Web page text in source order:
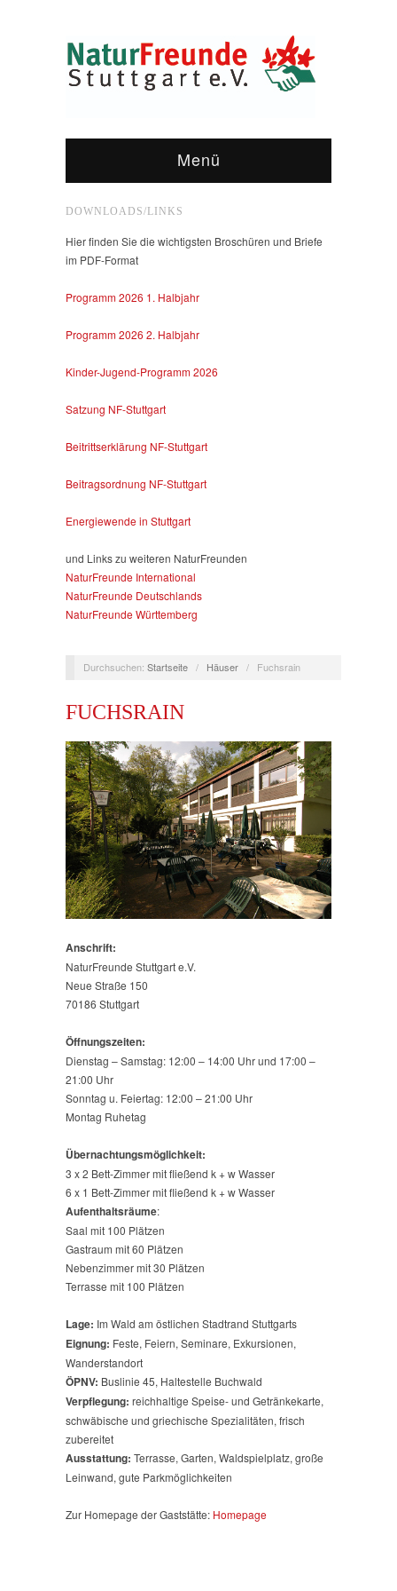
Menü
DOWNLOADS/LINKS
Hier finden Sie die wichtigsten Broschüren und Briefe
im PDF-Format
Programm 2026 1. Halbjahr
Programm 2026 2. Halbjahr
Kinder-Jugend-Programm 2026
Satzung NF-Stuttgart
Beitrittserklärung NF-Stuttgart
Beitragsordnung NF-Stuttgart
Energiewende in Stuttgart
und Links zu weiteren NaturFreunden
NaturFreunde International
NaturFreunde Deutschlands
NaturFreunde Württemberg
Durchsuchen: Startseite / Häuser / Fuchsrain
FUCHSRAIN
Anschrift:
NaturFreunde Stuttgart e.V.
Neue Straße 150
70186 Stuttgart
Öffnungszeiten:
Dienstag – Samstag: 12:00 – 14:00 Uhr und 17:00 –
21:00 Uhr
Sonntag u. Feiertag: 12:00 – 21:00 Uhr
Montag Ruhetag
Übernachtungsmöglichkeit:
3 x 2 Bett-Zimmer mit fließend k + w Wasser
6 x 1 Bett-Zimmer mit fließend k + w Wasser
Aufenthaltsräume:
Saal mit 100 Plätzen
Gastraum mit 60 Plätzen
Nebenzimmer mit 30 Plätzen
Terrasse mit 100 Plätzen
Lage: Im Wald am östlichen Stadtrand Stuttgarts
Eignung: Feste, Feiern, Seminare, Exkursionen,
Wanderstandort
ÖPNV: Buslinie 45, Haltestelle Buchwald
Verpflegung: reichhaltige Speise- und Getränkekarte,
schwäbische und griechische Spezialitäten, frisch
zubereitet
Ausstattung: Terrasse, Garten, Waldspielplatz, große
Leinwand, gute Parkmöglichkeiten
Zur Homepage der Gaststätte: Homepage